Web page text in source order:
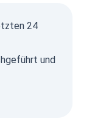
24
und